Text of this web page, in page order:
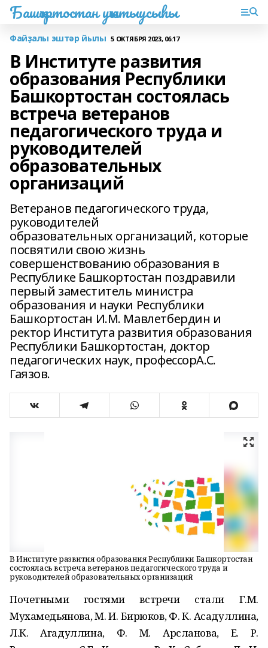
Башҡортостан уҡытыусыһы
Файҙалы эштәр йылы 5 ОКТЯБРЯ 2023, 06:17
В Институте развития
образования Республики
Башкортостан состоялась
встреча ветеранов
педагогического труда и
руководителей
образовательных
организаций
Ветеранов педагогического труда,
руководителей
образовательных организаций, которые
посвятили свою жизнь
совершенствованию образования в
Республике Башкортостан поздравили
первый заместитель министра
образования и науки Республики
Башкортостан И.М. Мавлетбердин и
ректор Института развития образования
Республики Башкортостан, доктор
педагогических наук, профессорА.С.
Гаязов.
В Институте развития образования Республики Башкортостан
состоялась встреча ветеранов педагогического труда и
руководителей образовательных организаций
Почетными гостями встречи стали Г.М.
Мухамедьянова, М. И. Бирюков, Ф. К. Асадуллина,
Л.К. Агадуллина, Ф. М. Арсланова, Е. Р.